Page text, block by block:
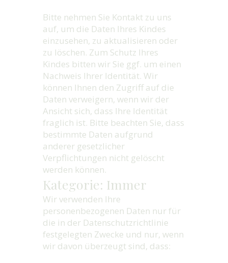
Bitte nehmen Sie Kontakt zu uns
auf, um die Daten Ihres Kindes
einzusehen, zu aktualisieren oder
zu löschen. Zum Schutz Ihres
Kindes bitten wir Sie ggf. um einen
Nachweis Ihrer Identität. Wir
können Ihnen den Zugriff auf die
Daten verweigern, wenn wir der
Ansicht sich, dass Ihre Identität
fraglich ist. Bitte beachten Sie, dass
bestimmte Daten aufgrund
anderer gesetzlicher
Verpflichtungen nicht gelöscht
werden können.
Kategorie: Immer
Wir verwenden Ihre
personenbezogenen Daten nur für
die in der Datenschutzrichtlinie
festgelegten Zwecke und nur, wenn
wir davon überzeugt sind, dass: